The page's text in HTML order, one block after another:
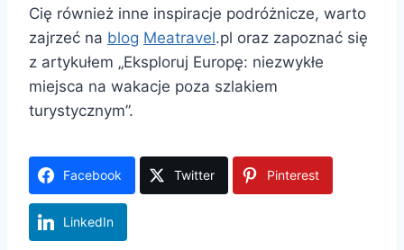
Cię również inne inspiracje podróżnicze, warto
zajrzeć na blog Meatravel.pl oraz zapoznać się
z artykułem „Eksploruj Europę: niezwykłe
miejsca na wakacje poza szlakiem
turystycznym”.
Facebook Twitter Pinterest
LinkedIn